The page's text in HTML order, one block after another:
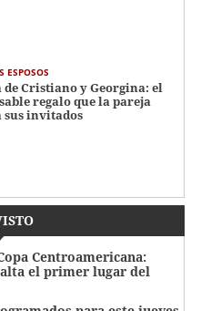
ESPOSOS
de Cristiano y Georgina: el
regalo que la pareja
sus invitados
Centroamericana:
el primer lugar del